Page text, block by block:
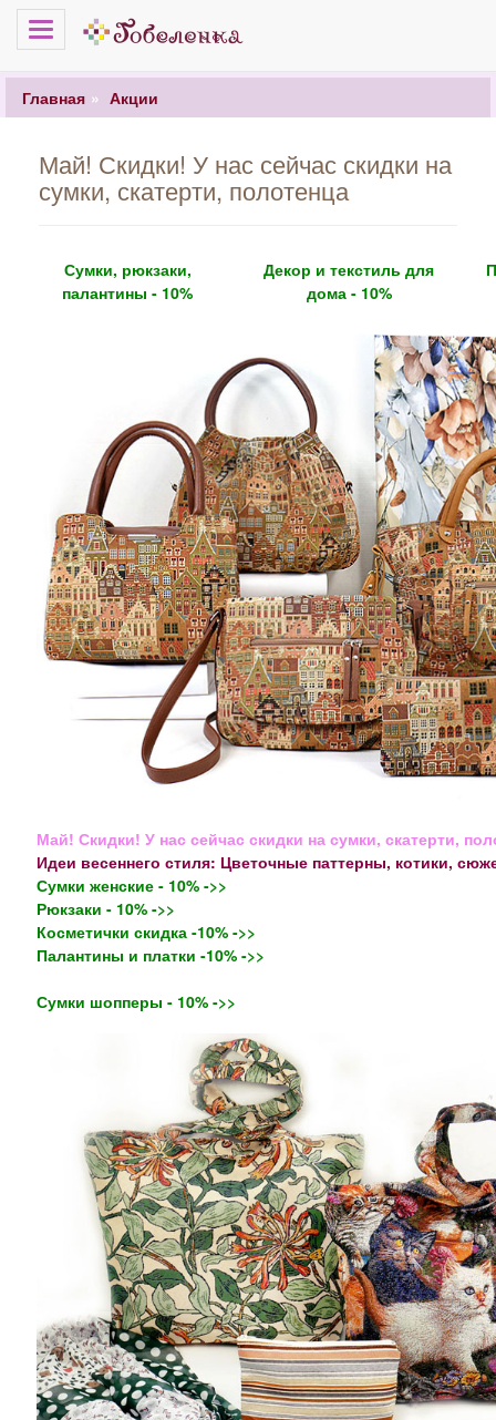
Меню
Главная Акции
Май! Скидки! У нас сейчас скидки на
сумки, скатерти, полотенца
Сумки, рюкзаки,
палантины - 10%
Декор и текстиль для
дома - 10%
Май! Скидки! У нас сейчас скидки на сумки, скатерти,
Идеи весеннего стиля: Цветочные паттерны, котики,
Сумки женские - 10% ->>
Рюкзаки - 10% ->>
Косметички скидка -10% ->>
Палантины и платки -10% ->>
Сумки шопперы - 10% ->>